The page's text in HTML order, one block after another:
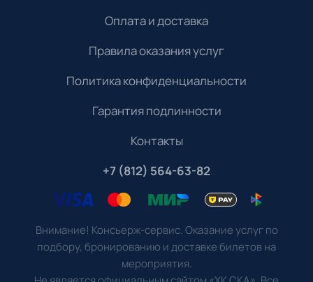
Оплата и доставка
Правила оказания услуг
Политика конфиденциальности
Гарантия подлинности
Контакты
+7 (812) 564-63-82
Внимание! Консьерж-сервис. Оказание услуг по
подбору, бронированию и доставке билетов на
мероприятия.